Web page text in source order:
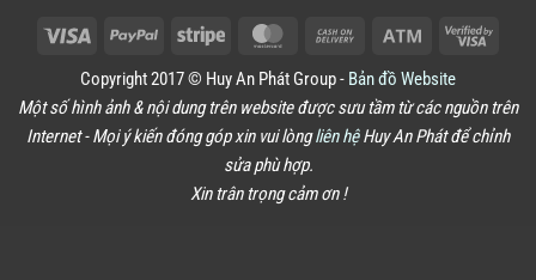
Visa PayPal Stripe MasterCard Cash
Atm
Copyright 2017 © Huy An Phát Group - Bản đồ Website
Một số hình ảnh & nội dung trên website được sưu tầm từ các nguồn trên
Internet - Mọi ý kiến đóng góp xin vui lòngliên hệHuy An Phát để chỉnh
sửa phù hợp.
Xin trân trọng cảm ơn !